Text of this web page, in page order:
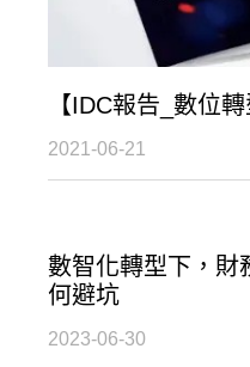
【IDC報告_數位
2021-06-21
數智化轉型下，財
何避坑
2023-06-30